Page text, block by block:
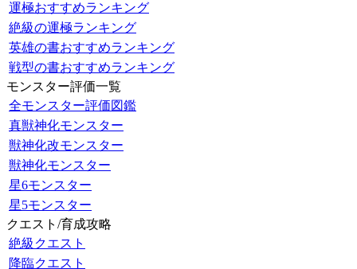
運極おすすめランキング
絶級の運極ランキング
英雄の書おすすめランキング
戦型の書おすすめランキング
モンスター評価一覧
全モンスター評価図鑑
真獣神化モンスター
獣神化改モンスター
獣神化モンスター
星6モンスター
星5モンスター
クエスト/育成攻略
絶級クエスト
降臨クエスト